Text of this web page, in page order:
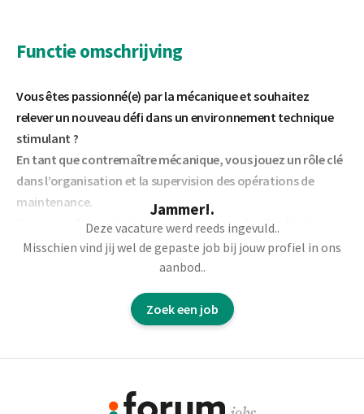
Functie omschrijving
Vous êtes passionné(e) par la mécanique et souhaitez
relever un nouveau défi dans un environnement technique
stimulant ?
En tant que contremaître mécanique, vous jouez un rôle clé
dans l’organisation et la supervision des opérations de
maintenance.
Vous coordonnez les interventions, encadrez les équipes sur
le terrain et veillez au bon fonctionnement des installations
tout en garantissant la sécurité, la qualité et le respect des
Vos missions principales :
Encadrer, accompagner et motiver une équipe de
Jammer!.
Deze vacature werd reeds ingevuld..
Misschien vind jij wel de gepaste job bij jouw profiel in ons
aanbod..
Zoek een job